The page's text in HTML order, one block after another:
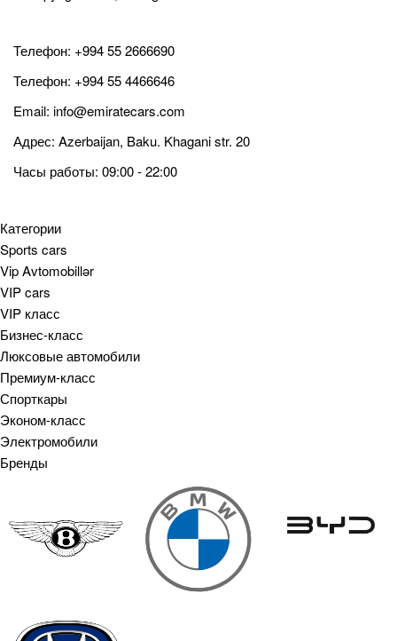
Телефон: +994 55 2666690
Телефон: +994 55 4466646
Email: info@emiratecars.com
Адрес: Azerbaijan, Baku. Khagani str. 20
Часы работы: 09:00 - 22:00
Категории
Sports cars
Vip Avtomobillər
VIP cars
VIP класс
Бизнес-класс
Люксовые автомобили
Премиум-класс
Спорткары
Эконом-класс
Электромобили
Бренды